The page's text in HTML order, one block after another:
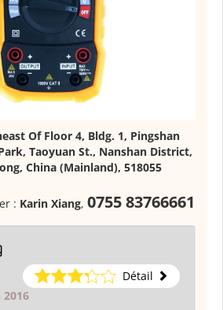
Of Floor 4, Bldg. 1, Pingshan
Taoyuan St., Nanshan District,
China (Mainland), 518055
: Karin Xiang, 0755 83766661
Détail